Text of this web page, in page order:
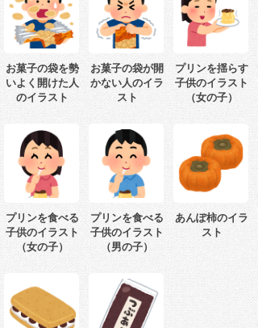
お菓子の袋を勢
いよく開けた人
のイラスト
お菓子の袋が開
かない人のイラ
スト
プリンを揺らす
子供のイラスト
（女の子）
プリンを食べる
子供のイラスト
（女の子）
プリンを食べる
子供のイラスト
（男の子）
あんぽ柿のイラ
スト